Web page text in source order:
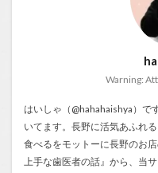
Warning:
はいしゃ（@hahahaishya）で
いてます。長野に活気あふれ
食べるをモットーに長野のお
上手な歯医者の話』から、当